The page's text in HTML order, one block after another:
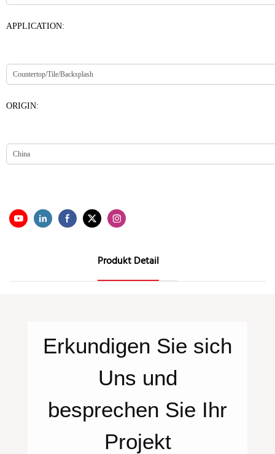
APPLICATION:
ORIGIN:
Produkt Detail
Erkundigen Sie sich
Uns und
besprechen Sie Ihr
Projekt